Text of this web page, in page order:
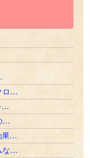
ロ…
…
…
果…
な…